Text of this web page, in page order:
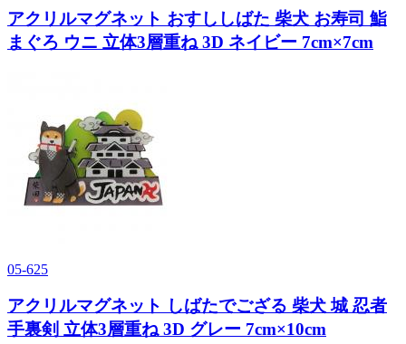
アクリルマグネット おすししばた 柴犬 お寿司 鮨
まぐろ ウニ 立体3層重ね 3D ネイビー 7cm×7cm
05-625
アクリルマグネット しばたでござる 柴犬 城 忍者
手裏剣 立体3層重ね 3D グレー 7cm×10cm